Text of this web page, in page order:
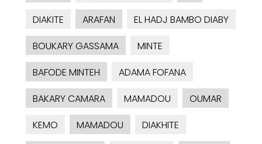
DIAKITE
ARAFAN
EL HADJ BAMBO DIABY
BOUKARY GASSAMA
MINTE
BAFODE MINTEH
ADAMA FOFANA
BAKARY CAMARA
MAMADOU
OUMAR
KEMO
MAMADOU
DIAKHITE